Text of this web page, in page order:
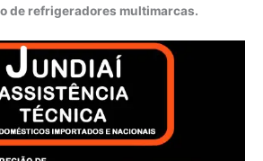
de refrigeradores multimarcas.